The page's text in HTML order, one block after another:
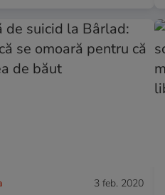
3 feb. 2020